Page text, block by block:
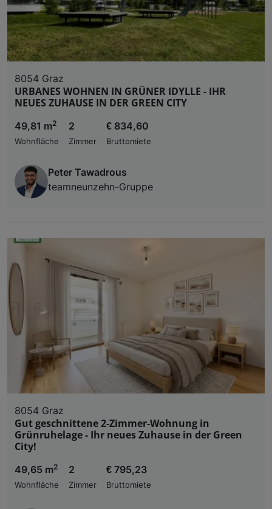
8054 Graz
URBANES WOHNEN IN GRÜNER IDYLLE - IHR
NEUES ZUHAUSE IN DER GREEN CITY
49,81 m2
Wohnfläche
2
Zimmer
€ 834,60
Bruttomiete
Peter Tawadrous
teamneunzehn-Gruppe
8054 Graz
Gut geschnittene 2-Zimmer-Wohnung in
Grünruhelage - Ihr neues Zuhause in der Green
City!
49,65 m2
Wohnfläche
2
Zimmer
€ 795,23
Bruttomiete